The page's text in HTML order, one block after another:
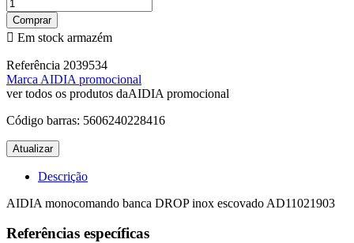
Comprar
 Em stock armazém
Referência 2039534
Marca AIDIA promocional
ver todos os produtos daAIDIA promocional
Código barras: 5606240228416
Descrição
AIDIA monocomando banca DROP inox escovado AD11021903
Referências específicas